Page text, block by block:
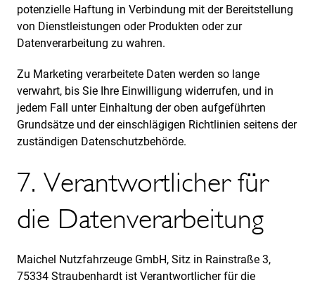
potenzielle Haftung in Verbindung mit der Bereitstellung
von Dienstleistungen oder Produkten oder zur
Datenverarbeitung zu wahren.
Zu Marketing verarbeitete Daten werden so lange
verwahrt, bis Sie Ihre Einwilligung widerrufen, und in
jedem Fall unter Einhaltung der oben aufgeführten
Grundsätze und der einschlägigen Richtlinien seitens der
zuständigen Datenschutzbehörde.
7. Verantwortlicher für
die Datenverarbeitung
Maichel Nutzfahrzeuge GmbH, Sitz in Rainstraße 3,
75334 Straubenhardt ist Verantwortlicher für die